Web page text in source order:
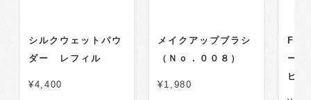
シルクウェットパウ
ダー レフィル
¥4,400
メイクアップブラシ
（Ｎｏ．００８）
¥1,980
ーブ
ピュ